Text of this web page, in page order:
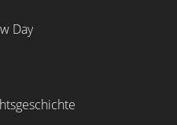
Day